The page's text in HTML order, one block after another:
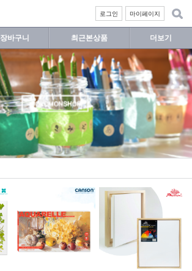
마이페이지
로그인
장바구니 최근본상품 더보기